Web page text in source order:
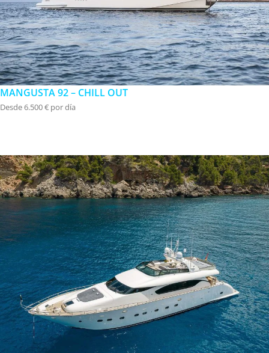
MANGUSTA 92 – CHILL OUT
Desde 6.500 € por día